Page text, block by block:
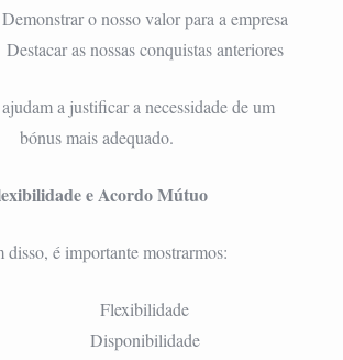
Demonstrar o nosso valor para a empresa
Destacar as nossas conquistas anteriores
a justificar a necessidade de um
bónus mais adequado.
e Acordo Mútuo
disso, é importante mostrarmos:
Flexibilidade
Disponibilidade